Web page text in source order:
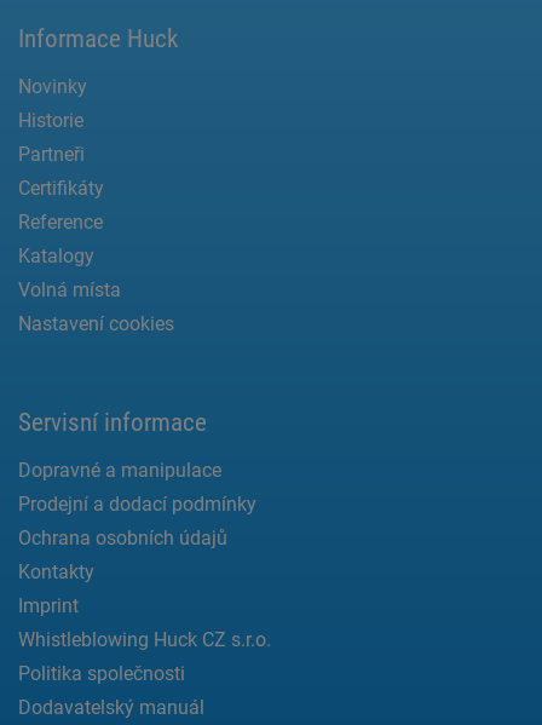
Informace Huck
Novinky
Historie
Partneři
Certifikáty
Reference
Katalogy
Volná místa
Nastavení cookies
Servisní informace
Dopravné a manipulace
Prodejní a dodací podmínky
Ochrana osobních údajů
Kontakty
Imprint
Whistleblowing Huck CZ s.r.o.
Politika společnosti
Dodavatelský manuál